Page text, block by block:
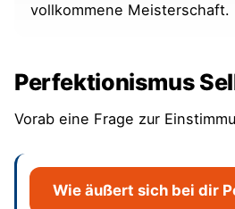
Ich habe eine Vision
Wie gehe ich mit
12 Empfehlungen und
Setze dir realistische
Beachte deine
vollkommene Meisterschaft.
Perfektionismus
Vorab eine Frage zur
Wie äußert sich bei dir